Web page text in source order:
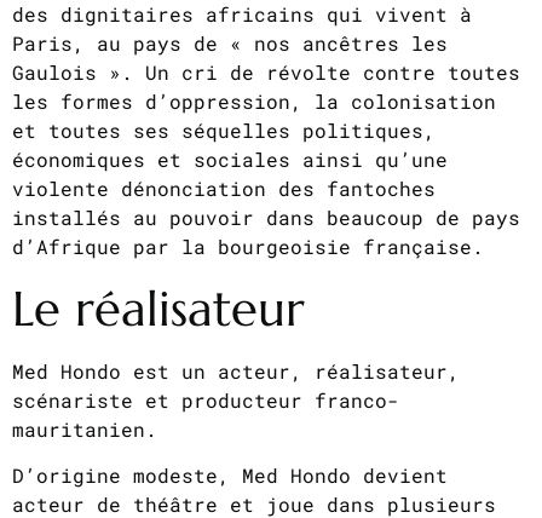
des dignitaires africains qui vivent à
Paris, au pays de « nos ancêtres les
Gaulois ». Un cri de révolte contre toutes
les formes d’oppression, la colonisation
et toutes ses séquelles politiques,
économiques et sociales ainsi qu’une
violente dénonciation des fantoches
installés au pouvoir dans beaucoup de pays
d’Afrique par la bourgeoisie française.
Le réalisateur
Med Hondo est un acteur, réalisateur,
scénariste et producteur franco-
mauritanien.
D’origine modeste, Med Hondo devient
acteur de théâtre et joue dans plusieurs